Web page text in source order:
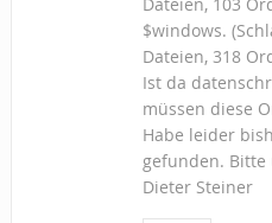
Dateien, 103
$windows.
Dateien, 318
Ist da
müssen diese
Habe leider
gefunden. Bitte
Dieter Steiner